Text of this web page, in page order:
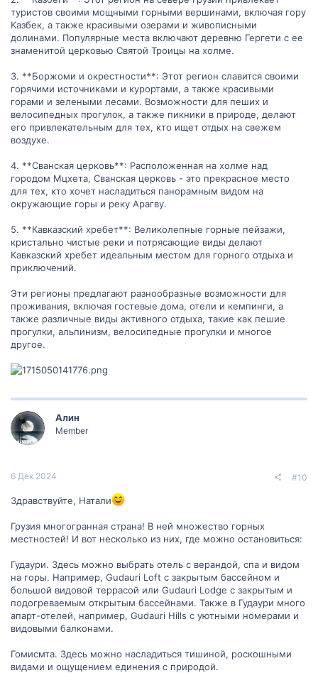
туристов своими мощными горными вершинами, включая гору
Казбек, а также красивыми озерами и живописными
долинами. Популярные места включают деревню Гергети с ее
знаменитой церковью Святой Троицы на холме.
3. **Боржоми и окрестности**: Этот регион славится своими
горячими источниками и курортами, а также красивыми
горами и зелеными лесами. Возможности для пеших и
велосипедных прогулок, а также пикники в природе, делают
его привлекательным для тех, кто ищет отдых на свежем
воздухе.
4. **Сванская церковь**: Расположенная на холме над
городом Мцхета, Сванская церковь - это прекрасное место
для тех, кто хочет насладиться панорамным видом на
окружающие горы и реку Арагву.
5. **Кавказский хребет**: Великолепные горные пейзажи,
кристально чистые реки и потрясающие виды делают
Кавказский хребет идеальным местом для горного отдыха и
приключений.
Эти регионы предлагают разнообразные возможности для
проживания, включая гостевые дома, отели и кемпинги, а
также различные виды активного отдыха, такие как пешие
прогулки, альпинизм, велосипедные прогулки и многое
другое.
Алин
Member
6 Дек 2024 #10
Здравствуйте, Натали
Грузия многогранная страна! В ней множество горных
местностей! И вот несколько из них, где можно остановиться:
Гудаури. Здесь можно выбрать отель с верандой, спа и видом
на горы. Например, Gudauri Loft с закрытым бассейном и
большой видовой террасой или Gudauri Lodge с закрытым и
подогреваемым открытым бассейнами. Также в Гудаури много
апарт-отелей, например, Gudauri Hills с уютными номерами и
видовыми балконами.
Гомисмта. Здесь можно насладиться тишиной, роскошными
видами и ощущением единения с природой.